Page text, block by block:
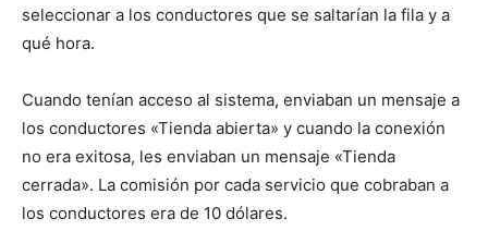
seleccionar a los conductores que se saltarían la fila y a
qué hora.
Cuando tenían acceso al sistema, enviaban un mensaje a
los conductores «Tienda abierta» y cuando la conexión
no era exitosa, les enviaban un mensaje «Tienda
cerrada». La comisión por cada servicio que cobraban a
los conductores era de 10 dólares.